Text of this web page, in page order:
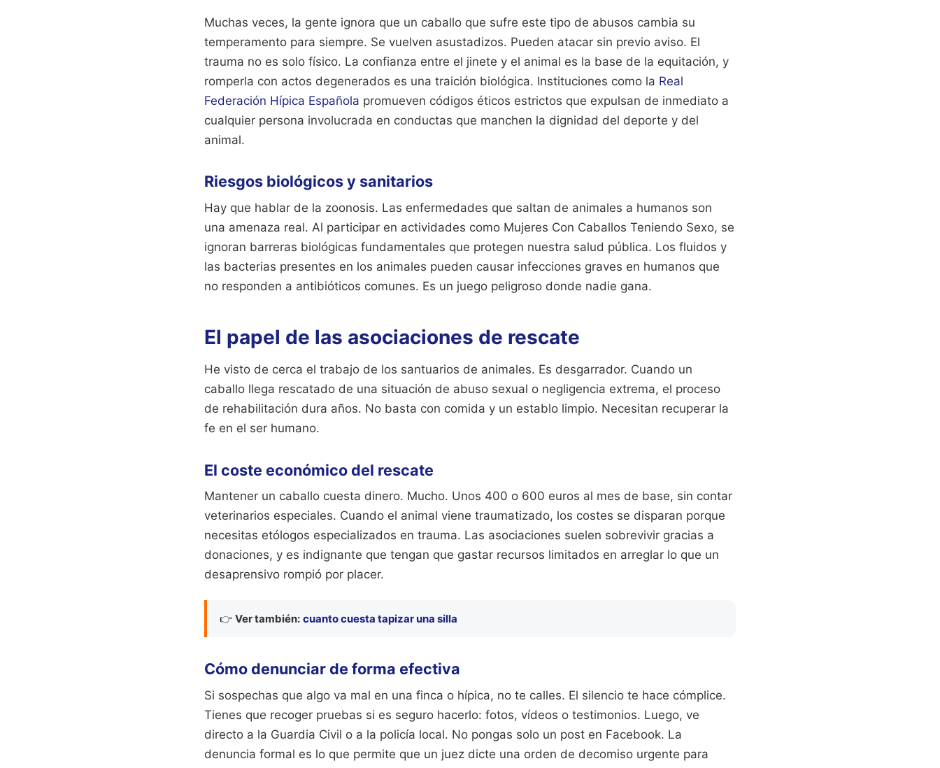
Muchas veces, la gente ignora que un caballo que sufre este tipo de abusos cambia su
temperamento para siempre. Se vuelven asustadizos. Pueden atacar sin previo aviso. El
trauma no es solo físico. La confianza entre el jinete y el animal es la base de la equitación, y
romperla con actos degenerados es una traición biológica. Instituciones como la Real
Federación Hípica Española promueven códigos éticos estrictos que expulsan de inmediato a
cualquier persona involucrada en conductas que manchen la dignidad del deporte y del
animal.
Riesgos biológicos y sanitarios
Hay que hablar de la zoonosis. Las enfermedades que saltan de animales a humanos son
una amenaza real. Al participar en actividades como Mujeres Con Caballos Teniendo Sexo, se
ignoran barreras biológicas fundamentales que protegen nuestra salud pública. Los fluidos y
las bacterias presentes en los animales pueden causar infecciones graves en humanos que
no responden a antibióticos comunes. Es un juego peligroso donde nadie gana.
El papel de las asociaciones de rescate
He visto de cerca el trabajo de los santuarios de animales. Es desgarrador. Cuando un
caballo llega rescatado de una situación de abuso sexual o negligencia extrema, el proceso
de rehabilitación dura años. No basta con comida y un establo limpio. Necesitan recuperar la
fe en el ser humano.
El coste económico del rescate
Mantener un caballo cuesta dinero. Mucho. Unos 400 o 600 euros al mes de base, sin contar
veterinarios especiales. Cuando el animal viene traumatizado, los costes se disparan porque
necesitas etólogos especializados en trauma. Las asociaciones suelen sobrevivir gracias a
donaciones, y es indignante que tengan que gastar recursos limitados en arreglar lo que un
desaprensivo rompió por placer.
👉 Ver también: cuanto cuesta tapizar una silla
Cómo denunciar de forma efectiva
Si sospechas que algo va mal en una finca o hípica, no te calles. El silencio te hace cómplice.
Tienes que recoger pruebas si es seguro hacerlo: fotos, vídeos o testimonios. Luego, ve
directo a la Guardia Civil o a la policía local. No pongas solo un post en Facebook. La
denuncia formal es lo que permite que un juez dicte una orden de decomiso urgente para